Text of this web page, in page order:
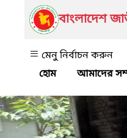
বাংলাদেশ
মেনু নির্বাচন করুন
আমাদের